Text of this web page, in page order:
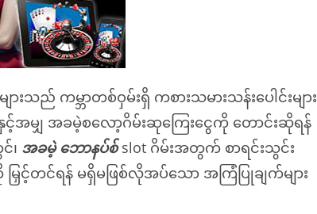
ည် ကမ္ဘာတစ်ဝှမ်းရှိ ကစားသမားသန်းပေါင်းများ
မျှ အခမဲ့စလော့ဂိမ်းဆုကြေးငွေကို တောင်းဆိုရန်
၊ အခမဲ့ ဘောနပ်စ်slot ဂိမ်းအတွက် စာရင်းသွင်း
ြှင့်တင်ရန် မရှိမဖြစ်လိုအပ်သော အကြံပြုချက်များ